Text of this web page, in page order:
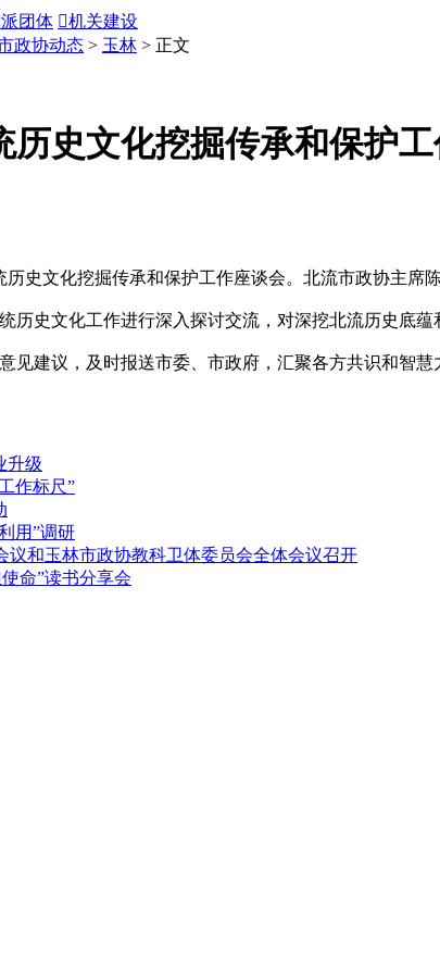
团体 机关建设
政协动态 > 玉林 > 正文
历史文化挖掘传承和保护
文化挖掘传承和保护工作座谈会。北流市政协主席陈
史文化工作进行深入探讨交流，对深挖北流历史底蕴
建议，及时报送市委、市政府，汇聚各方共识和智慧
升级
作标尺”
用”调研
议和玉林市政协教科卫体委员会全体会议召开
命”读书分享会